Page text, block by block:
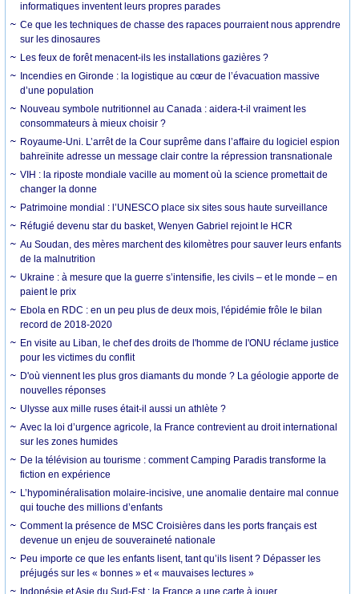
informatiques inventent leurs propres parades
Ce que les techniques de chasse des rapaces pourraient nous apprendre
sur les dinosaures
Les feux de forêt menacent-ils les installations gazières ?
Incendies en Gironde : la logistique au cœur de l’évacuation massive
d’une population
Nouveau symbole nutritionnel au Canada : aidera-t-il vraiment les
consommateurs à mieux choisir ?
Royaume-Uni. L’arrêt de la Cour suprême dans l’affaire du logiciel espion
bahreïnite adresse un message clair contre la répression transnationale
VIH : la riposte mondiale vacille au moment où la science promettait de
changer la donne
Patrimoine mondial : l’UNESCO place six sites sous haute surveillance
Réfugié devenu star du basket, Wenyen Gabriel rejoint le HCR
Au Soudan, des mères marchent des kilomètres pour sauver leurs enfants
de la malnutrition
Ukraine : à mesure que la guerre s’intensifie, les civils – et le monde – en
paient le prix
Ebola en RDC : en un peu plus de deux mois, l'épidémie frôle le bilan
record de 2018-2020
En visite au Liban, le chef des droits de l'homme de l'ONU réclame justice
pour les victimes du conflit
D'où viennent les plus gros diamants du monde ? La géologie apporte de
nouvelles réponses
Ulysse aux mille ruses était-il aussi un athlète ?
Avec la loi d’urgence agricole, la France contrevient au droit international
sur les zones humides
De la télévision au tourisme : comment Camping Paradis transforme la
fiction en expérience
L’hypominéralisation molaire-incisive, une anomalie dentaire mal connue
qui touche des millions d’enfants
Comment la présence de MSC Croisières dans les ports français est
devenue un enjeu de souveraineté nationale
Peu importe ce que les enfants lisent, tant qu’ils lisent ? Dépasser les
préjugés sur les « bonnes » et « mauvaises lectures »
Indonésie et Asie du Sud-Est : la France a une carte à jouer